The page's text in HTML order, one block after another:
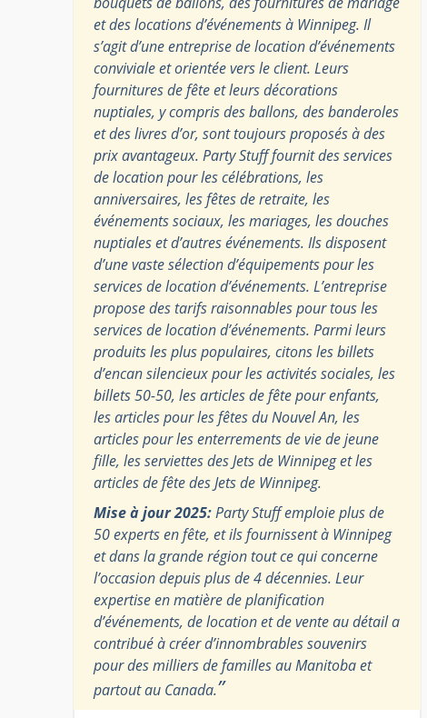
et des locations d’événements à Winnipeg. Il
s’agit d’une entreprise de location d’événements
conviviale et orientée vers le client. Leurs
fournitures de fête et leurs décorations
nuptiales, y compris des ballons, des banderoles
et des livres d’or, sont toujours proposés à des
prix avantageux. Party Stuff fournit des services
de location pour les célébrations, les
anniversaires, les fêtes de retraite, les
événements sociaux, les mariages, les douches
nuptiales et d’autres événements. Ils disposent
d’une vaste sélection d’équipements pour les
services de location d’événements. L’entreprise
propose des tarifs raisonnables pour tous les
services de location d’événements. Parmi leurs
produits les plus populaires, citons les billets
d’encan silencieux pour les activités sociales, les
billets 50-50, les articles de fête pour enfants,
les articles pour les fêtes du Nouvel An, les
articles pour les enterrements de vie de jeune
fille, les serviettes des Jets de Winnipeg et les
articles de fête des Jets de Winnipeg.
Mise à jour 2025:Party Stuff emploie plus de
50 experts en fête, et ils fournissent à Winnipeg
et dans la grande région tout ce qui concerne
l’occasion depuis plus de 4 décennies. Leur
expertise en matière de planification
d’événements, de location et de vente au détail a
contribué à créer d’innombrables souvenirs
pour des milliers de familles au Manitoba et
partout au Canada.”